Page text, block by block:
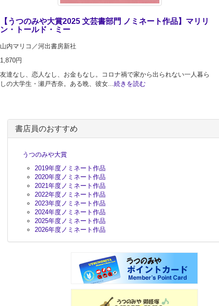
【うつのみや大賞2025 文芸書部門 ノミネート作品】マリリ
ン・トールド・ミー
山内マリコ／河出書房新社
1,870円
友達なし、恋人なし、お金もなし。コロナ禍で家から出られない一人暮ら
しの大学生・瀬戸杏奈。ある晩、彼女... 続きを読む
書店員のおすすめ
うつのみや大賞
2019年度ノミネート作品
2020年度ノミネート作品
2021年度ノミネート作品
2022年度ノミネート作品
2023年度ノミネート作品
2024年度ノミネート作品
2025年度ノミネート作品
2026年度ノミネート作品